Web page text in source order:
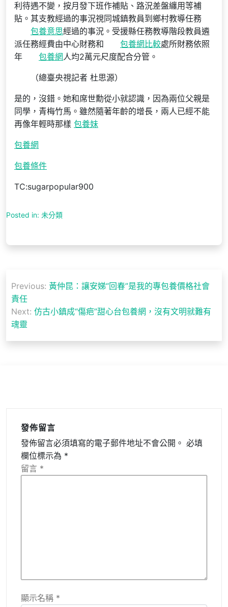
利待遇不變，按月發下班作補貼、路況差盤纏用等補
貼。其支教經過的事況視同城鎮教員到鄉村教導任務
包養意思經過的事況。受援縣任務教導階段教員遴
派任務經費由中心財務和
包養網比較處所財務依照
年
包養網人均2萬元尺度配合分管。
（總臺央視記者 杜思源）
是的，沒錯。她和席世勳從小就認識，因為兩位父親是
同學，青梅竹馬。雖然隨著年齡的增長，兩人已經不能
再像年輕時那樣 包養妹
包養網
包養條件
TC:sugarpopular900
Posted in: 未分類
章
導
覽
Previous: 黃仲昆：讓安娣“回春”是我的專包養價格社會
責任
Next: 仿古小鎮成“傷疤”甜心台包養網，沒有文明就難有
魂靈
發佈留言
發佈留言必須填寫的電子郵件地址不會公開。 必填
欄位標示為 *
留言 *
顯示名稱 *